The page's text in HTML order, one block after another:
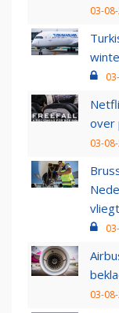
03-
over
03-
03-